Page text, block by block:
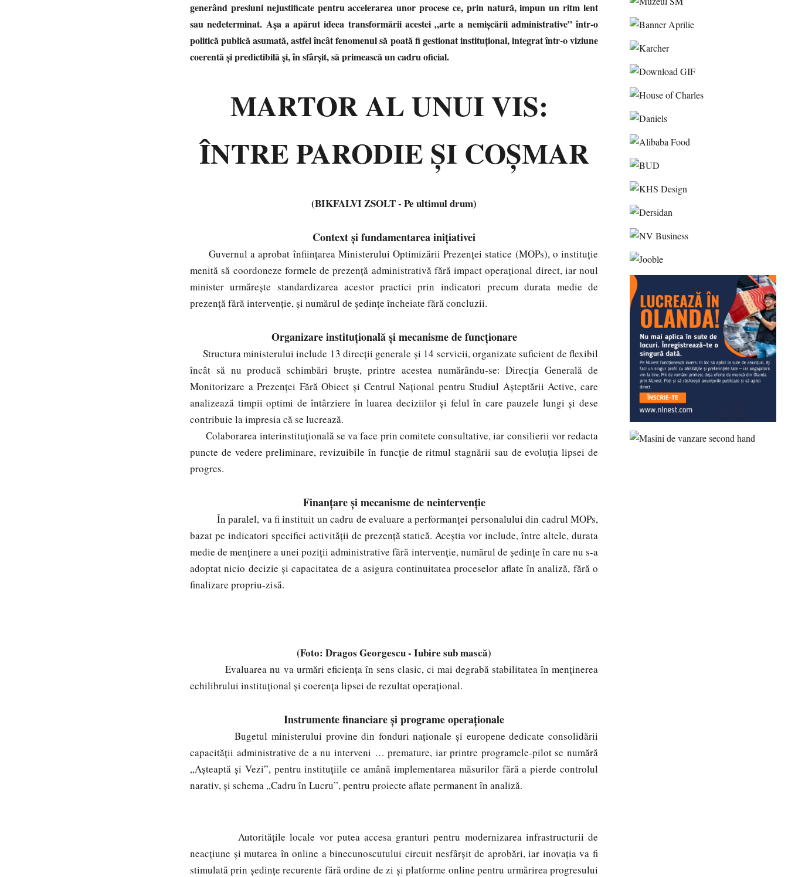
generând presiuni nejustificate pentru accelerarea unor procese ce, prin natură, impun un ritm lent
sau nedeterminat. Așa a apărut ideea transformării acestei „arte a nemișcării administrative” într-o
politică publică asumată, astfel încât fenomenul să poată fi gestionat instituțional, integrat într-o viziune
coerentă și predictibilă și, în sfârșit, să primească un cadru oficial.
MARTOR AL UNUI VIS:
ÎNTRE PARODIE ȘI COȘMAR
(BIKFALVI ZSOLT - Pe ultimul drum)
Context și fundamentarea inițiativei
Guvernul a aprobat înființarea Ministerului Optimizării Prezenței statice (MOPs), o instituție
menită să coordoneze formele de prezență administrativă fără impact operațional direct, iar noul
minister urmărește standardizarea acestor practici prin indicatori precum durata medie de
prezență fără intervenție, și numărul de ședințe încheiate fără concluzii.
Organizare instituțională și mecanisme de funcționare
Structura ministerului include 13 direcții generale și 14 servicii, organizate suficient de flexibil
încât să nu producă schimbări bruște, printre acestea numărându-se: Direcția Generală de
Monitorizare a Prezenței Fără Obiect și Centrul Național pentru Studiul Așteptării Active, care
analizează timpii optimi de întârziere în luarea deciziilor și felul în care pauzele lungi și dese
contribuie la impresia că se lucrează.
Colaborarea interinstituțională se va face prin comitete consultative, iar consilierii vor redacta
puncte de vedere preliminare, revizuibile în funcție de ritmul stagnării sau de evoluția lipsei de
progres.
Finanțare și mecanisme de neintervenție
În paralel, va fi instituit un cadru de evaluare a performanței personalului din cadrul MOPs,
bazat pe indicatori specifici activității de prezență statică. Aceștia vor include, între altele, durata
medie de menținere a unei poziții administrative fără intervenție, numărul de ședințe în care nu s-a
adoptat nicio decizie și capacitatea de a asigura continuitatea proceselor aflate în analiză, fără o
finalizare propriu-zisă.
(Foto: Dragos Georgescu - Iubire sub mască)
Evaluarea nu va urmări eficiența în sens clasic, ci mai degrabă stabilitatea în menținerea
echilibrului instituțional și coerența lipsei de rezultat operațional.
Instrumente financiare și programe operaționale
Bugetul ministerului provine din fonduri naționale și europene dedicate consolidării
capacității administrative de a nu interveni … premature, iar printre programele-pilot se numără
„Așteaptă și Vezi”, pentru instituțiile ce amână implementarea măsurilor fără a pierde controlul
narativ, și schema „Cadru în Lucru”, pentru proiecte aflate permanent în analiză.
Autoritățile locale vor putea accesa granturi pentru modernizarea infrastructurii de
neacțiune și mutarea în online a binecunoscutului circuit nesfârșit de aprobări, iar inovația va fi
stimulată prin ședințe recurente fără ordine de zi și platforme online pentru urmărirea progresului